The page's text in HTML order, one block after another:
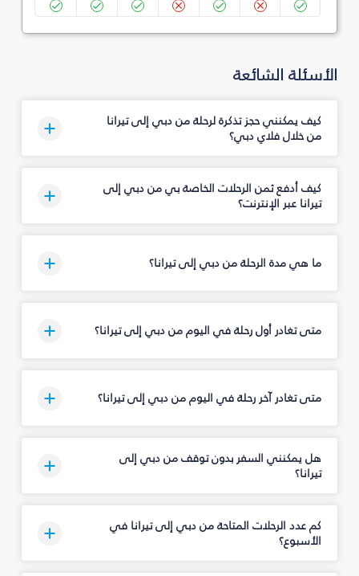
الأسئلة الشائعة
كيف يمكنني حجز تذكرة لرحلة من دبي إلى تيرانا
من خلال فلاي دبي؟
كيف أدفع ثمن الرحلات الخاصة بي من دبي إلى
تيرانا عبر الإنترنت؟
ما هي مدة الرحلة من دبي إلى تيرانا؟
متى تغادر أول رحلة في اليوم من دبي إلى تيرانا؟
متى تغادر آخر رحلة في اليوم من دبي إلى تيرانا؟
هل يمكنني السفر بدون توقف من دبي إلى
تيرانا؟
كم عدد الرحلات المتاحة من دبي إلى تيرانا في
الأسبوع؟